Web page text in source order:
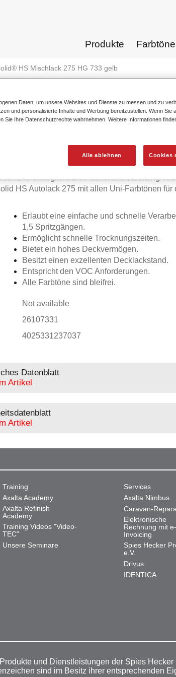
Produkte Farbtöne
HS Mischlack 275 HG 733 gelb
HS
275 ermöglicht die Farbtonausmischung
HS Autolack 275 mit allen Uni-Farbtönen für
Erlaubt eine einfache und schnelle
1,5 Spritzgängen.
Ermöglicht schnelle Trocknungszeiten.
Bietet ein hohes Deckvermögen.
Besitzt einen exzellenten Decklackstand.
Entspricht den VOC Anforderungen.
Alle Farbtöne sind bleifrei.
Not available
26107331
4025331237037
Datenblatt
Artikel
Artikel
Training
Axalta Academy
Axalta Refinish
Academy
Training Videos "Video-
TEC"
Unsere Seminare
Services
Axalta Nimbus
Caravan-
Elektronische
Rechnung mit e-
Invoicing
Spies Hecker
e.V.
Drivus
IDENTICA
und Dienstleistungen der Spies
sind im Besitz ihrer entsprechenden
Daten, um unsere Websites und Dienste zu messen und zu
und personalisierte Inhalte und Werbung bereitzustellen. Wenn Sie
Sie Ihre Datenschutzrechte wahrnehmen. Weitere Informationen
Alle ablehnen Cookies